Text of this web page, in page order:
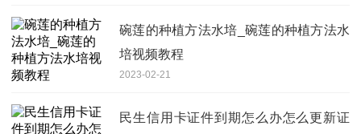
碗莲的种植方法水培_碗莲的种植方法水
培视频教程
2023-02-21
民生信用卡证件到期怎么办怎么更新证